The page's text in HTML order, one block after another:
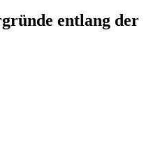
entlang der